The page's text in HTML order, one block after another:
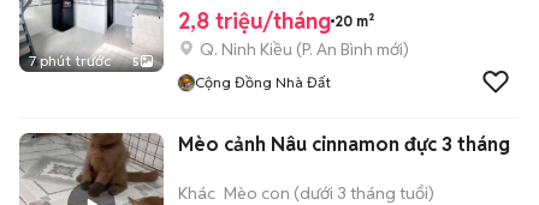
7 phút trước 5
2,8 triệu/tháng 20 m²
Q. Ninh Kiều (P. An Bình mới)
Cộng Đồng Nhà Đất
Mèo cảnh Nâu cinnamon đực 3 tháng
Khác Mèo con (dưới 3 tháng tuổi)